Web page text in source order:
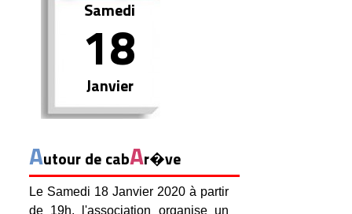
Samedi
18
Janvier
Autour de cabAr�ve
Le Samedi 18 Janvier 2020 à partir
de 19h, l'association organise un